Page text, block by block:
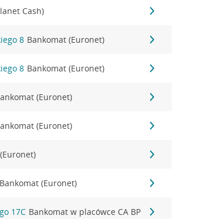
Cash)
8 Bankomat (Euronet)
8 Bankomat (Euronet)
(Euronet)
(Euronet)
Bankomat (Euronet)
17C Bankomat w placówce CA BP